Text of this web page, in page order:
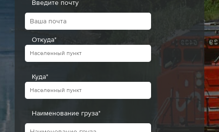
Введите почту
Откуда*
Куда*
Наименование груза*